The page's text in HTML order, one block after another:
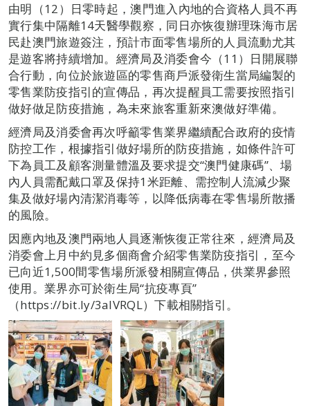
由明（12）日零時起，澳門進入內地的合資格人員不再
實行集中隔離14天醫學觀察，同日亦恢復辦理珠海市居
民赴澳門旅遊簽注，預計市面零售場所的人員流動尤其
是遊客將持續增加。經濟局及消委會今（11）日開展聯
合行動，向位於旅遊區的零售商戶派發衛生當局編製的
零售業防疫指引的宣傳品，再次提醒員工需要按照指引
做好做足防疫措施，為未來旅客重新來澳做好準備。
經濟局及消委會再次呼籲零售業界繼續配合政府的疫情
防控工作，根據指引做好場所的防疫措施，如條件許可
下為員工及顧客測量體溫及要求提交“澳門健康碼”、場
內人員需配戴口罩及保持1米距離、需控制人流減少聚
集及做好場內清潔消毒等，以降低病毒在零售場所散播
的風險。
因應內地及澳門兩地人員逐漸恢復正常往來，經濟局及
消委會上月中約見多個商會介紹零售業防疫指引，至今
已向近1,500間零售場所派發相關宣傳品，供業界參照
使用。業界亦可於衛生局“抗疫專頁”
（https://bit.ly/3alVRQL）下載相關指引。